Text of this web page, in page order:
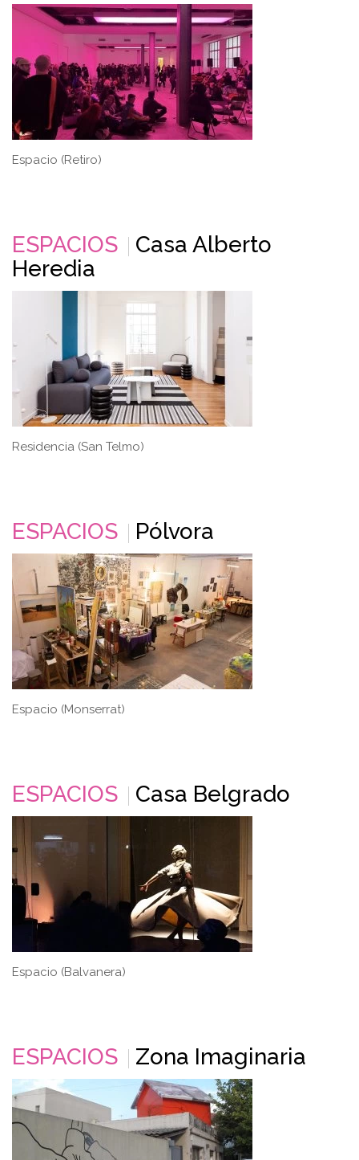
Espacio (Retiro)
ESPACIOS
Casa Alberto
Heredia
Residencia (San Telmo)
ESPACIOS Pólvora
Espacio (Monserrat)
ESPACIOS Casa Belgrado
Espacio (Balvanera)
ESPACIOS Zona Imaginaria